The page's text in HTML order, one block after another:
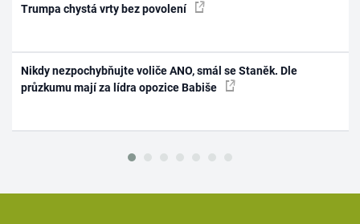
Trumpa chystá vrty bez povolení
Nikdy nezpochybňujte voliče ANO, smál se Staněk. Dle
průzkumu mají za lídra opozice Babiše